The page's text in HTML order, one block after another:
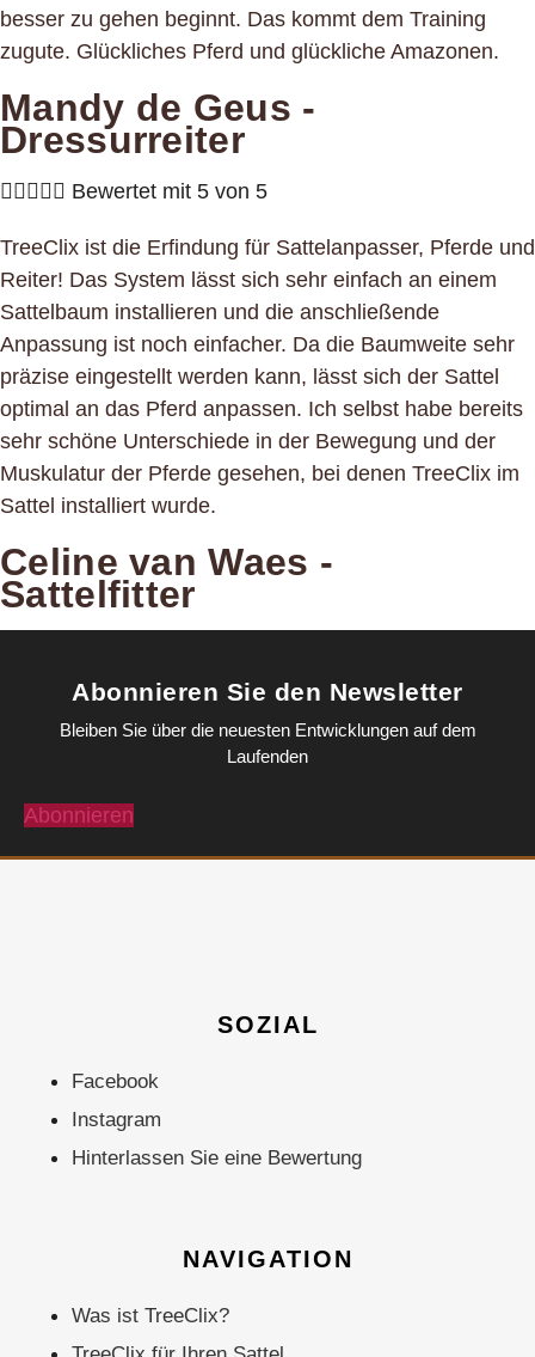
besser zu gehen beginnt. Das kommt dem Training
zugute. Glückliches Pferd und glückliche Amazonen.
Mandy de Geus -
Dressurreiter
 Bewertet mit 5 von 5
TreeClix ist die Erfindung für Sattelanpasser, Pferde und
Reiter! Das System lässt sich sehr einfach an einem
Sattelbaum installieren und die anschließende
Anpassung ist noch einfacher. Da die Baumweite sehr
präzise eingestellt werden kann, lässt sich der Sattel
optimal an das Pferd anpassen. Ich selbst habe bereits
sehr schöne Unterschiede in der Bewegung und der
Muskulatur der Pferde gesehen, bei denen TreeClix im
Sattel installiert wurde.
Celine van Waes -
Sattelfitter
Abonnieren Sie den Newsletter
Bleiben Sie über die neuesten Entwicklungen auf dem
Laufenden
Abonnieren
SOZIAL
Facebook
Instagram
Hinterlassen Sie eine Bewertung
NAVIGATION
Was ist TreeClix?